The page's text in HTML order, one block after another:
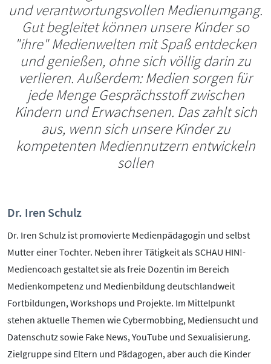
und verantwortungsvollen Medienumgang.
Gut begleitet können unsere Kinder so
"ihre" Medienwelten mit Spaß entdecken
und genießen, ohne sich völlig darin zu
verlieren. Außerdem: Medien sorgen für
jede Menge Gesprächsstoff zwischen
Kindern und Erwachsenen. Das zahlt sich
aus, wenn sich unsere Kinder zu
kompetenten Mediennutzern entwickeln
sollen
Dr. Iren Schulz
Dr. Iren Schulz ist promovierte Medienpädagogin und selbst
Mutter einer Tochter. Neben ihrer Tätigkeit als SCHAU HIN!-
Mediencoach gestaltet sie als freie Dozentin im Bereich
Medienkompetenz und Medienbildung deutschlandweit
Fortbildungen, Workshops und Projekte. Im Mittelpunkt
stehen aktuelle Themen wie Cybermobbing, Mediensucht und
Datenschutz sowie Fake News, YouTube und Sexualisierung.
Zielgruppe sind Eltern und Pädagogen, aber auch die Kinder